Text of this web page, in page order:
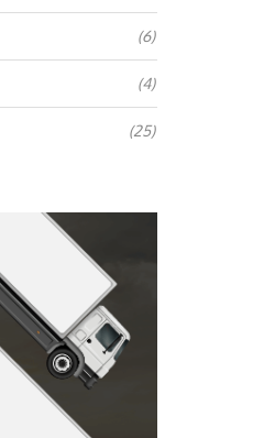
5 TENDÊNCIAS PARA
(6)
(4)
(25)